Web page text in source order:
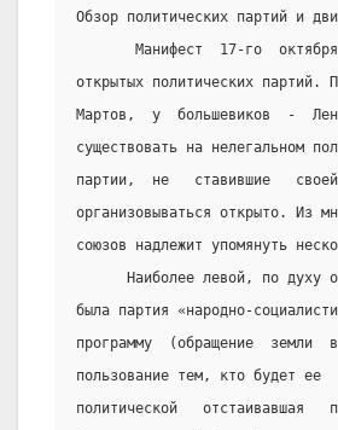
Обзор политических партий и
Манифест  17-го
открытых политических партий.
Мартов,  у  большевиков  -
существовать на нелегальном
партии,  не   ставившие
организовываться открыто. Из
союзов надлежит упомянуть
Наиболее левой, по духу
была партия «народно-
программу  (обращение  земли
пользование тем, кто будет
политической   отстаивавшая